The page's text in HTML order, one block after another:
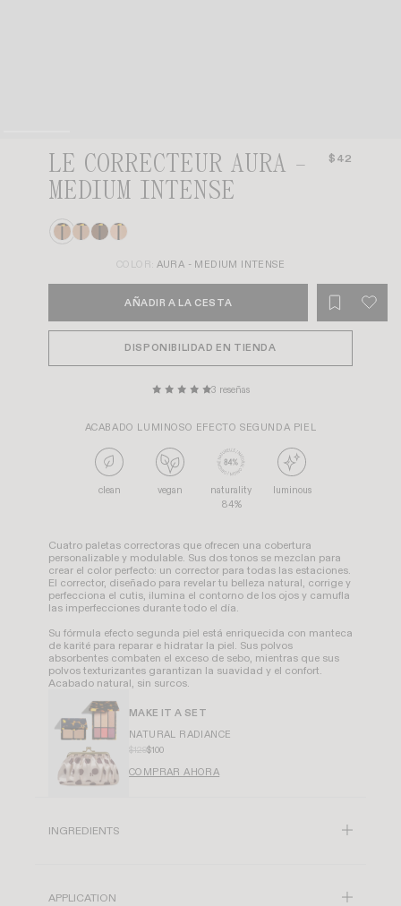
LE CORRECTEUR AURA -
MEDIUM INTENSE
$42
COLOR: AURA - MEDIUM INTENSE
AÑADIR A LA CESTA
DISPONIBILIDAD EN TIENDA
3 reseñas
ACABADO LUMINOSO EFECTO SEGUNDA PIEL
clean vegan
naturality
84%
luminous
MAKE IT A SET
NATURAL RADIANCE
$129$100
COMPRAR AHORA
Cuatro paletas correctoras que ofrecen una cobertura
personalizable y modulable. Sus dos tonos se mezclan para
crear el color perfecto: un corrector para todas las estaciones.
El corrector, diseñado para revelar tu belleza natural, corrige y
perfecciona el cutis, ilumina el contorno de los ojos y camufla
las imperfecciones durante todo el día.
Su fórmula efecto segunda piel está enriquecida con manteca
de karité para reparar e hidratar la piel. Sus polvos
absorbentes combaten el exceso de sebo, mientras que sus
polvos texturizantes garantizan la suavidad y el confort.
Acabado natural, sin surcos.
INGREDIENTS
APPLICATION